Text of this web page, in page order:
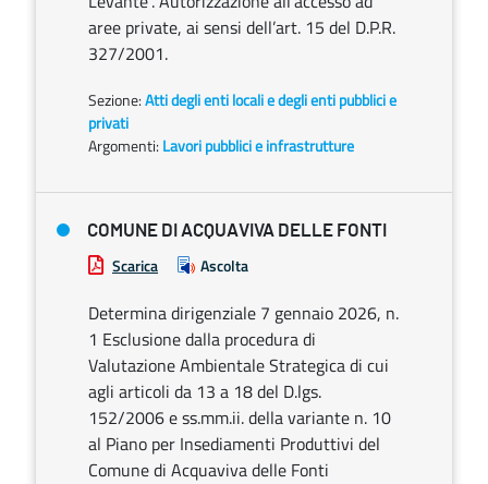
aree private, ai sensi dell’art. 15 del D.P.R.
327/2001.
Sezione:Atti degli enti locali e degli enti pubblici e
privati
Argomenti: Lavori pubblici e infrastrutture
COMUNE DI ACQUAVIVA DELLE FONTI
Scarica Ascolta
Determina dirigenziale 7 gennaio 2026, n.
1 Esclusione dalla procedura di
Valutazione Ambientale Strategica di cui
agli articoli da 13 a 18 del D.lgs.
152/2006 e ss.mm.ii. della variante n. 10
al Piano per Insediamenti Produttivi del
Comune di Acquaviva delle Fonti